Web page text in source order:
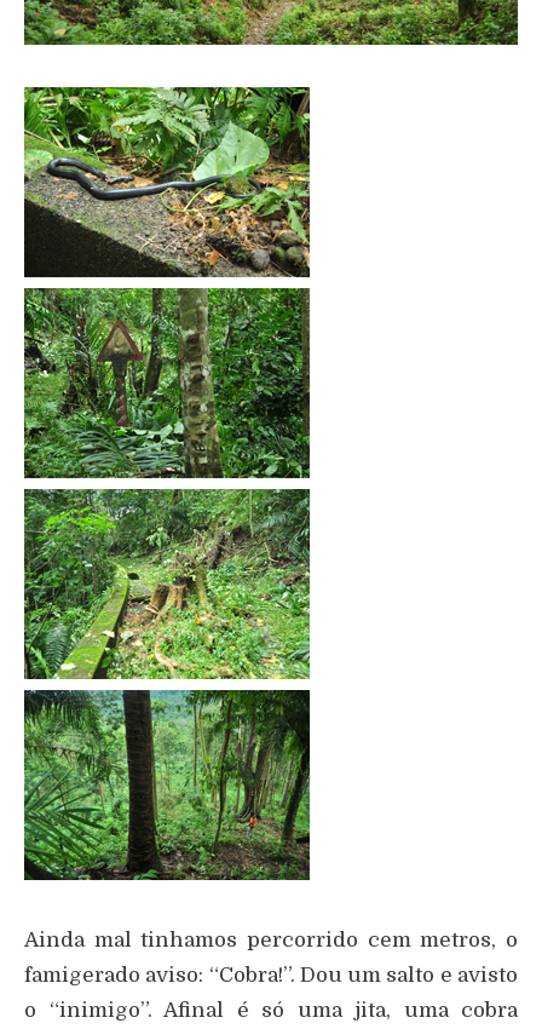
Ainda mal tinhamos percorrido cem metros, o
famigerado aviso: “Cobra!”. Dou um salto e avisto
o “inimigo”. Afinal é só uma jita, uma cobra